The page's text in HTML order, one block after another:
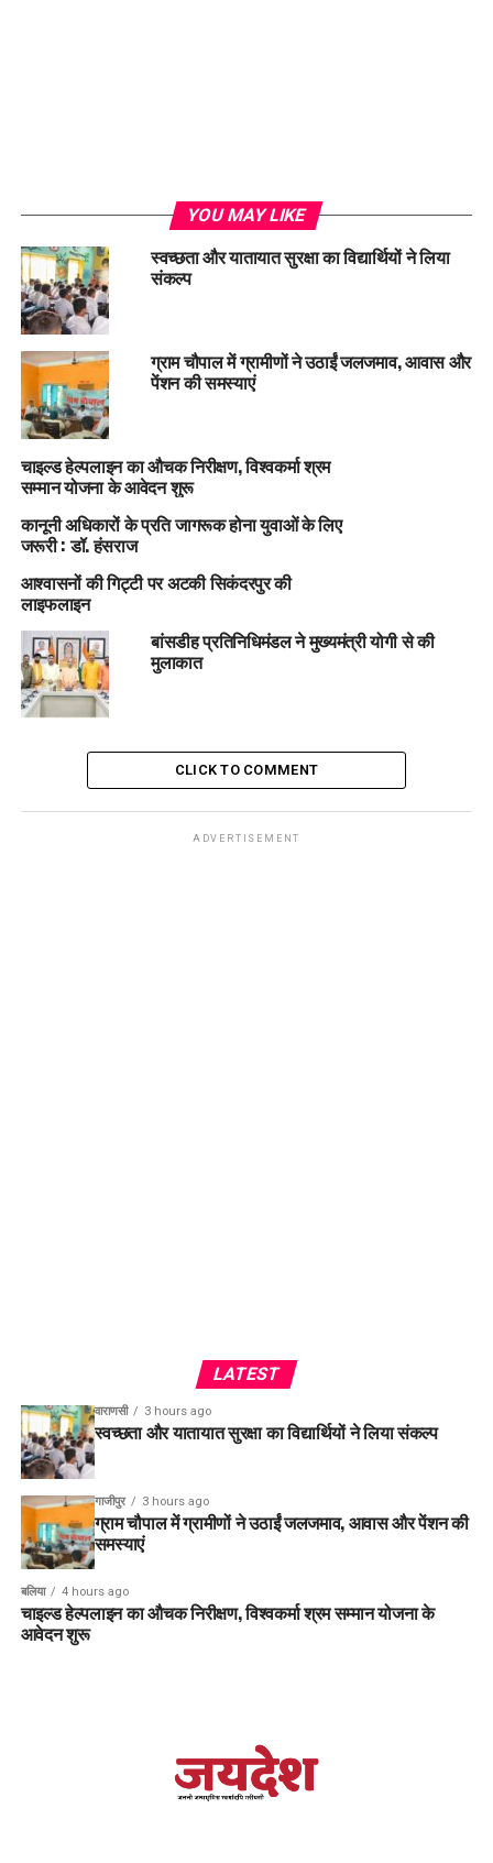
YOU MAY LIKE
स्वच्छता और यातायात सुरक्षा का विद्यार्थियों ने लिया
संकल्प
ग्राम चौपाल में ग्रामीणों ने उठाईं जलजमाव, आवास और
पेंशन की समस्याएं
चाइल्ड हेल्पलाइन का औचक निरीक्षण, विश्वकर्मा श्रम
सम्मान योजना के आवेदन शुरू
कानूनी अधिकारों के प्रति जागरूक होना युवाओं के लिए
जरूरी : डॉ. हंसराज
आश्वासनों की गिट्टी पर अटकी सिकंदरपुर की
लाइफलाइन
बांसडीह प्रतिनिधिमंडल ने मुख्यमंत्री योगी से की
मुलाकात
CLICK TO COMMENT
ADVERTISEMENT
LATEST
वाराणसी 3 hours ago
स्वच्छता और यातायात सुरक्षा का विद्यार्थियों ने लिया संकल्प
गाजीपुर 3 hours ago
ग्राम चौपाल में ग्रामीणों ने उठाईं जलजमाव, आवास और पेंशन की
समस्याएं
बलिया 4 hours ago
चाइल्ड हेल्पलाइन का औचक निरीक्षण, विश्वकर्मा श्रम सम्मान योजना के
आवेदन शुरू